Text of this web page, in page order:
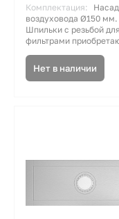
Комплектация:
воздуховода Ø150
Шпильки с резьбой
фильтрами
Нет в наличии